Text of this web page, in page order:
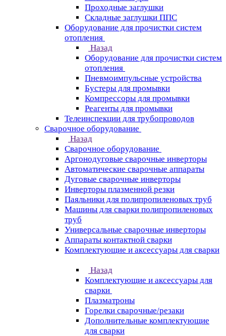
Проходные заглушки
Складные заглушки ППС
Оборудование для прочистки систем
отопления
Назад
Оборудование для прочистки систем
отопления
Пневмоимпульсные устройства
Бустеры для промывки
Компрессоры для промывки
Реагенты для промывки
Телеинспекции для трубопроводов
Сварочное оборудование
Назад
Сварочное оборудование
Аргонодуговые сварочные инверторы
Автоматические сварочные аппараты
Дуговые сварочные инверторы
Инверторы плазменной резки
Паяльники для полипропиленовых труб
Машины для сварки полипропиленовых
труб
Универсальные сварочные инверторы
Аппараты контактной сварки
Комплектующие и аксессуары для сварки
Назад
Комплектующие и аксессуары для
сварки
Плазматроны
Горелки сварочные/резаки
Дополнительные комплектующие
для сварки